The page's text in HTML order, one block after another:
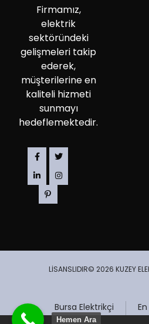
Firmamız,
elektrik
sektöründeki
gelişmeleri takip
ederek,
müşterilerine en
kaliteli hizmeti
sunmayı
hedeflemektedir.
LİSANSLIDIR© 2026 KUZEY
Bursa Elektrikçi
Hemen Ara